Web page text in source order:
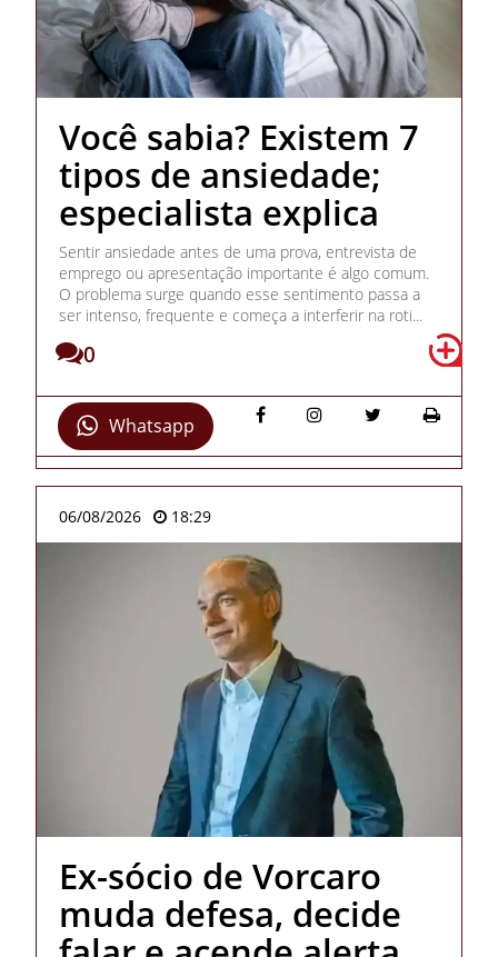
Você sabia? Existem 7
tipos de ansiedade;
especialista explica
Sentir ansiedade antes de uma prova, entrevista de
emprego ou apresentação importante é algo comum.
O problema surge quando esse sentimento passa a
ser intenso, frequente e começa a interferir na roti...
0
Whatsapp
06/08/2026 18:29
Ex-sócio de Vorcaro
muda defesa, decide